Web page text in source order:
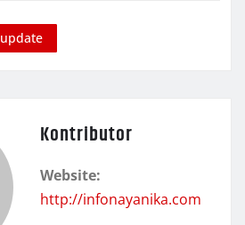
update
Kontributor
Website:
http://infonayanika.com